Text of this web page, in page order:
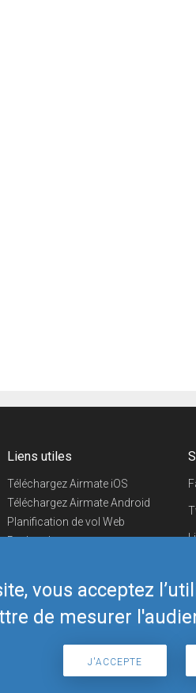
vous acceptez
de mesurer
J'ACCEPTE
Liens utiles
Téléchargez Airmate iOS
Téléchargez Airmate Android
Planification de vol Web
Recherche
Boutique Airmate